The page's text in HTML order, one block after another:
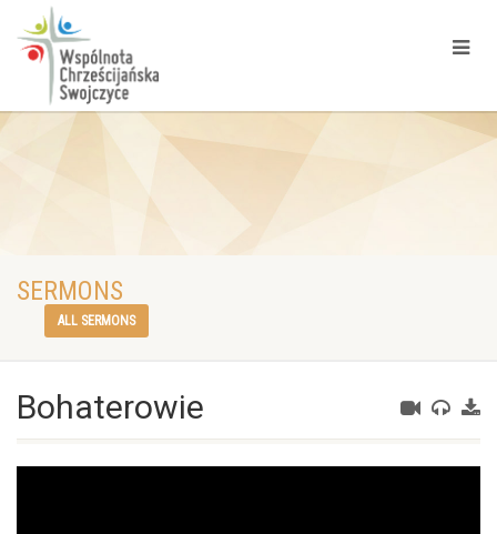
SERMONS
ALL SERMONS
Bohaterowie